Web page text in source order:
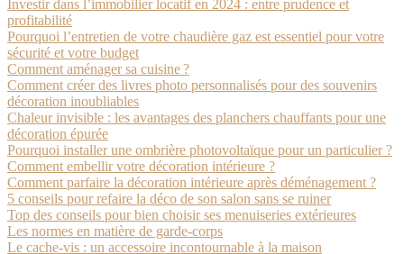
Investir dans l’immobilier locatif en 2024 : entre prudence et
profitabilité
Pourquoi l’entretien de votre chaudière gaz est essentiel pour votre
sécurité et votre budget
Comment aménager sa cuisine ?
Comment créer des livres photo personnalisés pour des souvenirs
décoration inoubliables
Chaleur invisible : les avantages des planchers chauffants pour une
décoration épurée
Pourquoi installer une ombrière photovoltaïque pour un particulier ?
Comment embellir votre décoration intérieure ?
Comment parfaire la décoration intérieure après déménagement ?
5 conseils pour refaire la déco de son salon sans se ruiner
Top des conseils pour bien choisir ses menuiseries extérieures
Les normes en matière de garde-corps
Le cache-vis : un accessoire incontournable à la maison